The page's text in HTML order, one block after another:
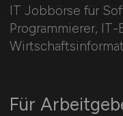
IT Jobbörse für
Programmierer,
Für